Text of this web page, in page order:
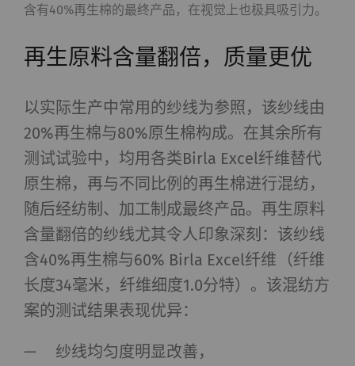
含有40%再生棉的最终产品，在视觉上也极具吸引力。
再生原料含量翻倍，质量更优
以实际生产中常用的纱线为参照，该纱线由
20%再生棉与80%原生棉构成。在其余所有
测试试验中，均用各类Birla Excel纤维替代
原生棉，再与不同比例的再生棉进行混纺，
随后经纺制、加工制成最终产品。再生原料
含量翻倍的纱线尤其令人印象深刻：该纱线
含40%再生棉与60% Birla Excel纤维（纤维
长度34毫米，纤维细度1.0分特）。该混纺方
案的测试结果表现优异：
纱线均匀度明显改善，